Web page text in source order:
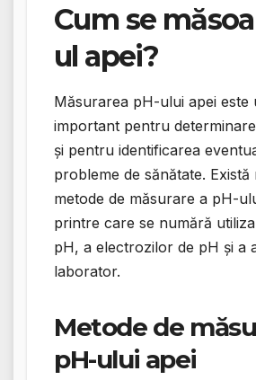
Cum se
ul apei?
Măsurarea pH-ului apei este
important pentru
și pentru identificarea
probleme de sănătate. Există
metode de măsurare a pH-
printre care se numără
pH, a electrozilor de pH și a
laborator.
Metode de
pH-ului apei